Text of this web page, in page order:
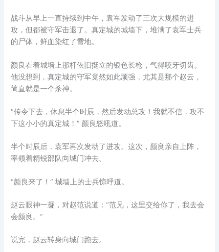
战斗从早上一直持续到中午，袁军发动了三次大规模的进
攻，但都被守军击退了。真定城的城墙下，堆满了袁军士兵
的尸体，鲜血染红了雪地。
颜良看着城墙上那杆依旧挺立的银色长枪，气得咬牙切齿。
他没想到，真定城的守军竟然如此顽强，尤其是那个赵云，
简直就是一个杀神。
“传令下去，休息半个时辰，然后发动总攻！我就不信，攻不
下这小小的真定城！” 颜良怒吼道。
半个时辰后，袁军再次发动了进攻。这次，颜良亲自上阵，
率领着精锐部队向城门冲去。
“颜良来了！” 城墙上的士兵惊呼道。
赵云眼神一凝，对赵范说道：”范兄，这里交给你了，我去会
会颜良。”
说完，赵云转身向城门跑去。